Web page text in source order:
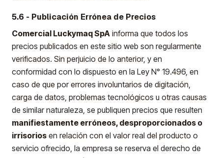
5.6 - Publicación Errónea de Precios
Comercial Luckymaq SpA informa que todos los
precios publicados en este sitio web son regularmente
verificados. Sin perjuicio de lo anterior, y en
conformidad con lo dispuesto en la Ley N° 19.496, en
caso de que por errores involuntarios de digitación,
carga de datos, problemas tecnológicos u otras causas
de similar naturaleza, se publiquen precios que resulten
manifiestamente erróneos, desproporcionados o
irrisorios en relación con el valor real del producto o
servicio ofrecido, la empresa se reserva el derecho de